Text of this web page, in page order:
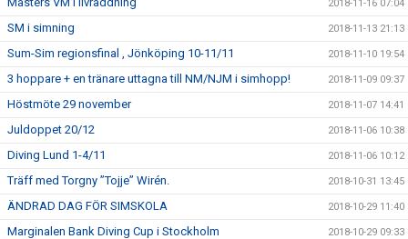
2018-11-16 07:04
SM i simning 2018-11-13 21:13
Sum-Sim regionsfinal , Jönköping 10-11/11 2018-11-10 19:54
3 hoppare + en tränare uttagna till NM/NJM i simhopp! 2018-11-09 09:37
Höstmöte 29 november 2018-11-07 14:41
Juldoppet 20/12 2018-11-06 10:38
Diving Lund 1-4/11 2018-11-06 10:12
Träff med Torgny ”Tojje” Wirén. 2018-10-31 13:45
ÄNDRAD DAG FÖR SIMSKOLA 2018-10-29 11:40
Marginalen Bank Diving Cup i Stockholm 2018-10-29 09:33